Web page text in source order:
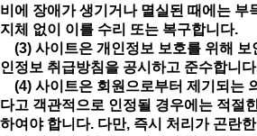
비에 장애가 생기거나 멸실된 때에는 부
지체 없이 이를 수리 또는 복구합니다.
(3) 사이트은 개인정보 보호를 위해 보
인정보 취급방침을 공시하고 준수합니
(4) 사이트은 회원으로부터 제기되는
다고 객관적으로 인정될 경우에는 적절
하여야 합니다. 다만, 즉시 처리가 곤란